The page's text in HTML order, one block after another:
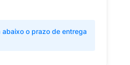
abaixo o prazo de entrega